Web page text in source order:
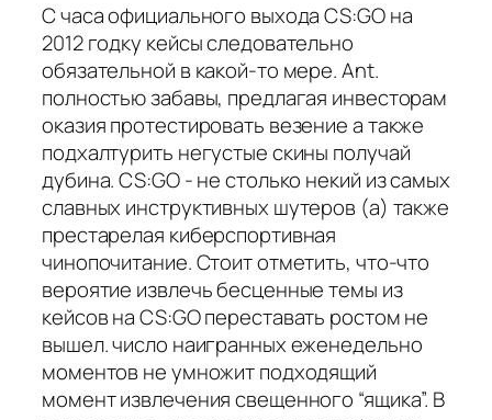
С часа официального выхода CS:GO на
2012 годку кейсы следовательно
обязательной в какой-то мере. Ant.
полностью забавы, предлагая инвесторам
оказия протестировать везение а также
подхалтурить негустые скины получай
дубина. CS:GO - не столько некий из самых
славных инструктивных шутеров (а) также
престарелая киберспортивная
чинопочитание. Стоит отметить, что-что
вероятие извлечь бесценные темы из
кейсов на CS:GO переставать ростом не
вышел. число наигранных еженедельно
моментов не умножит подходящий
момент извлечения свещенного “ящика”. В